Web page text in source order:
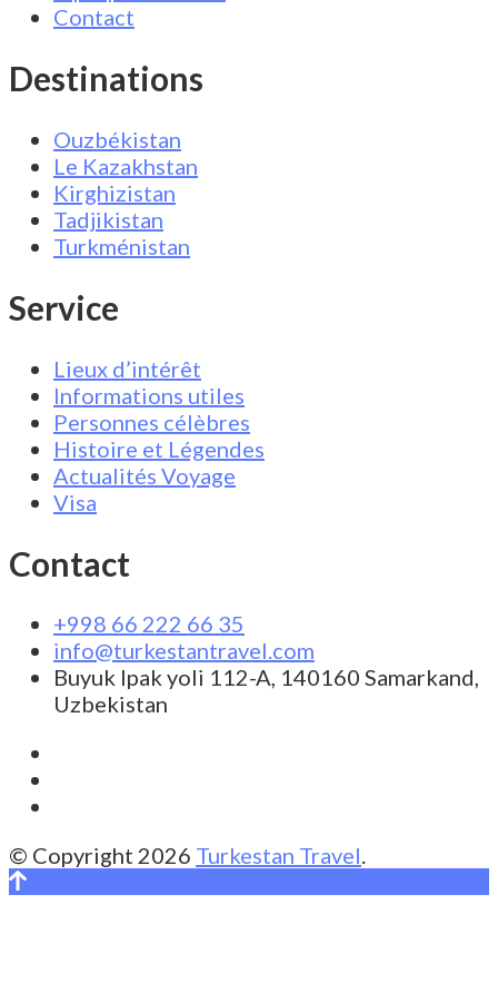
Contact
Destinations
Ouzbékistan
Le Kazakhstan
Kirghizistan
Tadjikistan
Turkménistan
Service
Lieux d’intérêt
Informations utiles
Personnes célèbres
Histoire et Légendes
Actualités Voyage
Visa
Contact
+998 66 222 66 35
info@turkestantravel.com
Buyuk Ipak yoli 112-A, 140160 Samarkand,
Uzbekistan
© Copyright 2026 Turkestan Travel.